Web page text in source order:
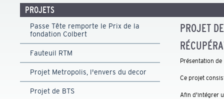
PROJETS
Passe Tête remporte le Prix de la
fondation Colbert
Fauteuil RTM
Projet Metropolis, l'envers du decor
Projet de BTS
PROJET
Présentation
Ce projet
Afin d'intégrer